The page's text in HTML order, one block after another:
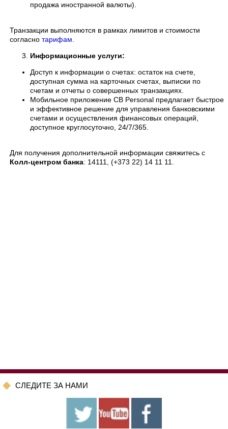
продажа иностранной валюты).
Транзакции выполняются в рамках лимитов и стоимости
согласно тарифам
Информационные услуги:
Доступ к информации о счетах: остаток на счете,
доступная сумма на карточных счетах, выписки по
счетам и отчеты о совершенных транзакциях.
Мобильное приложение CB Personal предлагает быстрое
и эффективное решение для управления банковскими
счетами и осуществления финансовых операций,
доступное круглосуточно, 24/7/365.
Для получения дополнительной информации свяжитесь с
Колл-центром банка: 14111, (+373 22) 14 11 11.
CЛЕДИТЕ ЗА НАМИ